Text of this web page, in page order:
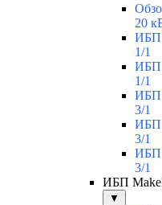
20
ИБП
1/1
ИБП
1/1
ИБП
3/1
ИБП
3/1
ИБП
3/1
ИБП
▼